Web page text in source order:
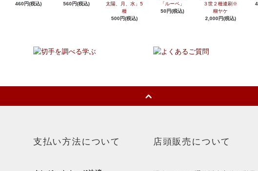
460円(税込)
560円(税込)
太陽、月、水」5
種
500円(税込)
「ルーペ」
50円(税込)
３世２種連刷※
糊ヤケ
2,000円(税込)
支払い方法について 店頭販売について